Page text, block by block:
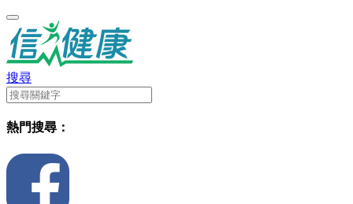
搜尋
熱門搜尋：